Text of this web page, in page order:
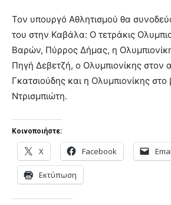
Τον υπουργό Αθλητισμού θα
του στην Καβάλα: Ο τετράκις
Βαρών, Πύρρος Δήμας, η
Πηγή Δεβετζή, ο Ολυμπιονίκης στον
Γκατσιούδης και η Ολυμπιονίκης στο
Ντρισμπιώτη.
Κοινοποιήστε:
X Facebook
Εκτύπωση